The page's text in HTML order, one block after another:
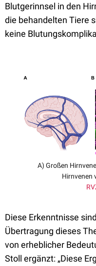
Blutgerinnsel in den
die behandelten Tiere
keine
A) Großen
Hirnvenen
Diese Erkenntnisse
Übertragung dieses
von erheblicher
Stoll ergänzt: „Diese